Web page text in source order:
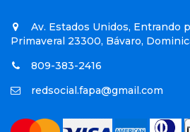
Av. Estados Unidos, Entrando
Primaveral 23300, Bávaro,
809-383-2416
redsocial.fapa@gmail.com